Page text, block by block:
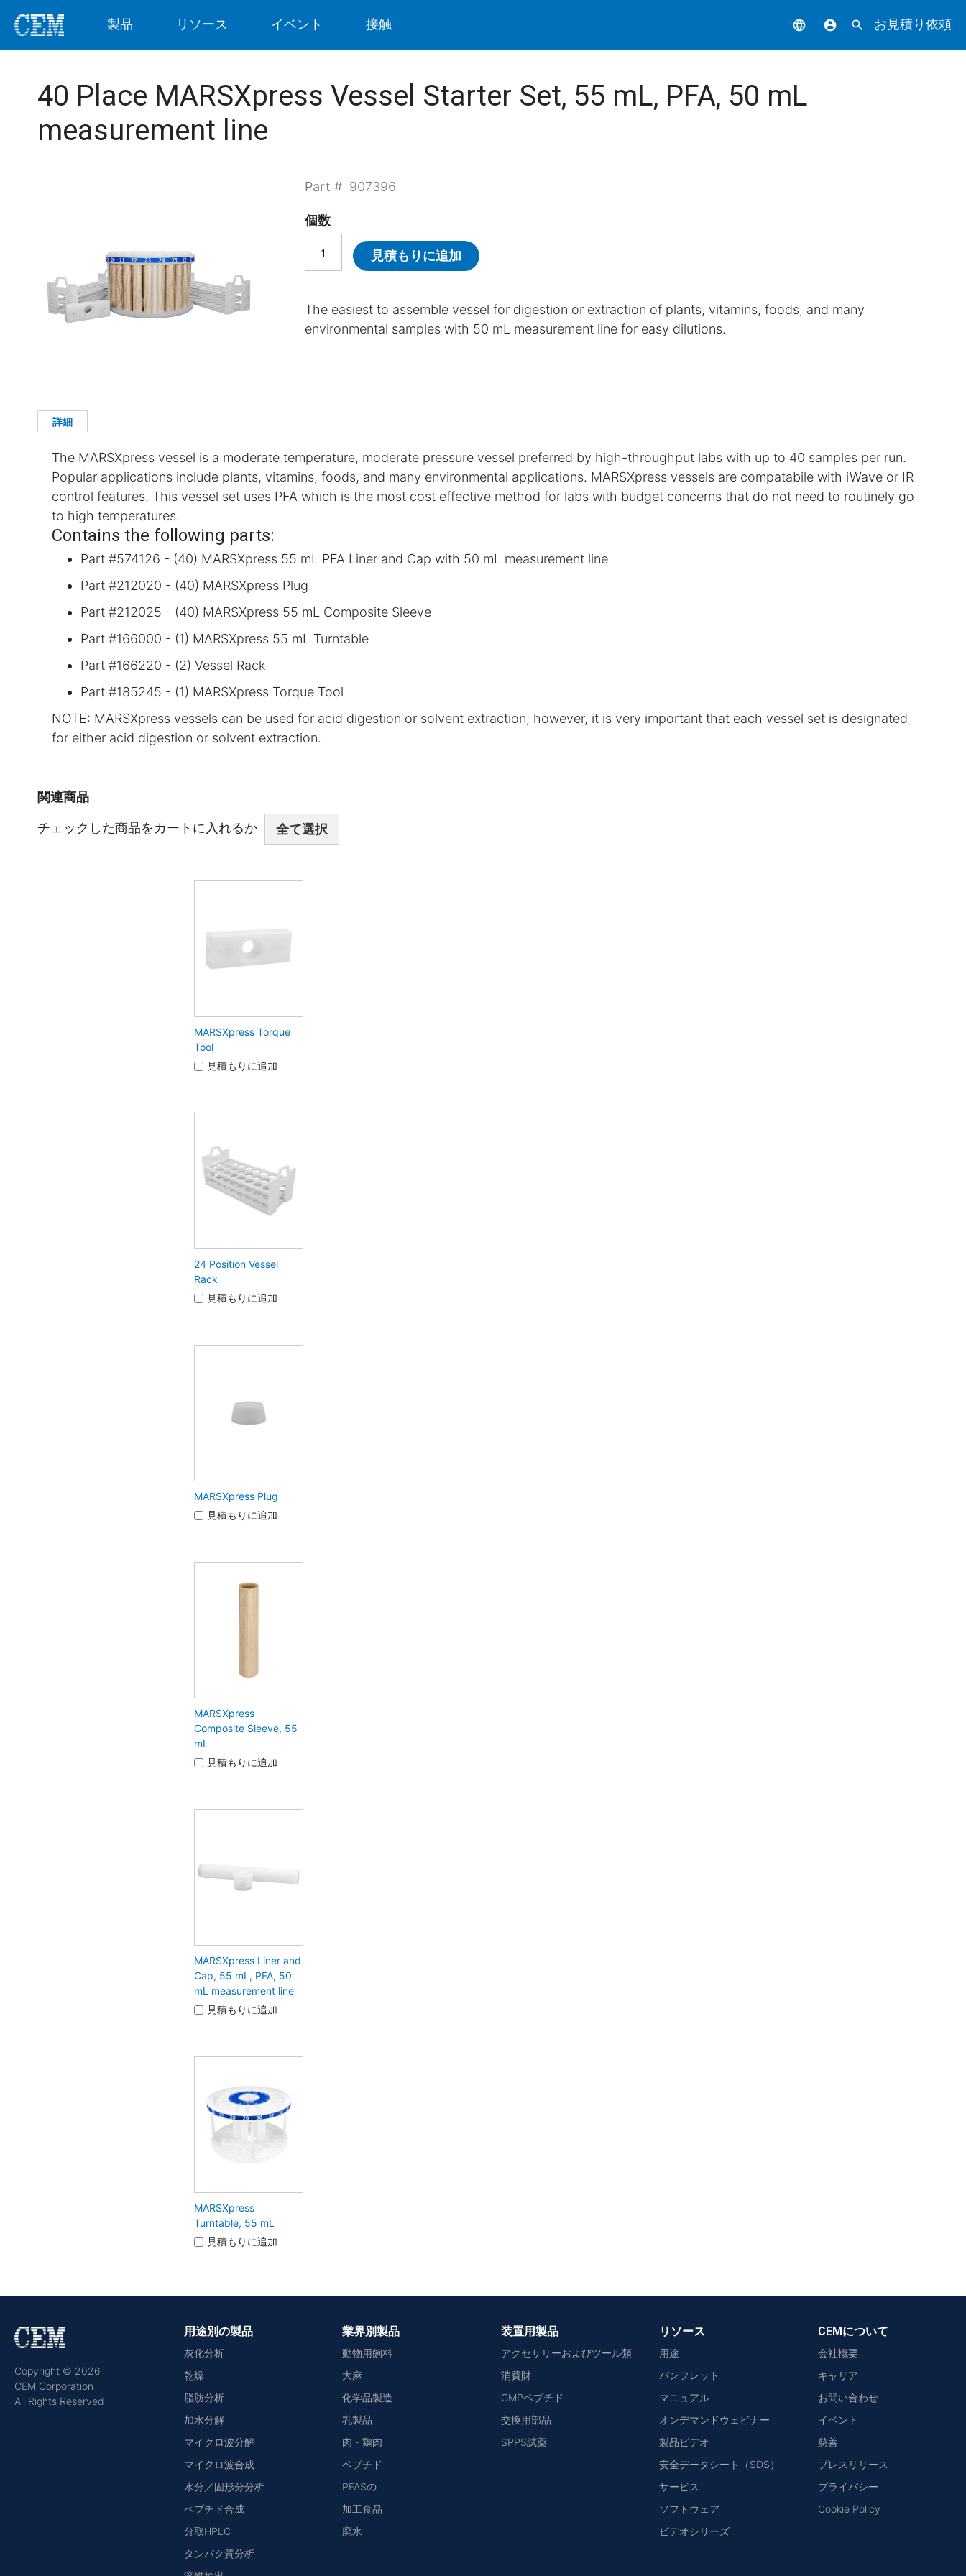
製品 リソース イベント 接触 language account_circle search お見積り依頼
40 Place MARSXpress Vessel Starter Set, 55 mL, PFA, 50 mL
measurement line
Part # 907396
個数
見積もりに追加
The easiest to assemble vessel for digestion or extraction of plants, vitamins, foods, and many
environmental samples with 50 mL measurement line for easy dilutions.
詳細
The MARSXpress vessel is a moderate temperature, moderate pressure vessel preferred by high-throughput labs with up to 40 samples per run.
Popular applications include plants, vitamins, foods, and many environmental applications. MARSXpress vessels are compatabile with iWave or IR
control features. This vessel set uses PFA which is the most cost effective method for labs with budget concerns that do not need to routinely go
to high temperatures.
Contains the following parts:
Part #574126 - (40) MARSXpress 55 mL PFA Liner and Cap with 50 mL measurement line
Part #212020 - (40) MARSXpress Plug
Part #212025 - (40) MARSXpress 55 mL Composite Sleeve
Part #166000 - (1) MARSXpress 55 mL Turntable
Part #166220 - (2) Vessel Rack
Part #185245 - (1) MARSXpress Torque Tool
NOTE: MARSXpress vessels can be used for acid digestion or solvent extraction; however, it is very important that each vessel set is designated
for either acid digestion or solvent extraction.
関連商品
チェックした商品をカートに入れるか 全て選択
MARSXpress Torque
Tool
見積もりに追加
24 Position Vessel
Rack
見積もりに追加
MARSXpress Plug
見積もりに追加
MARSXpress
Composite Sleeve, 55
mL
見積もりに追加
MARSXpress Liner and
Cap, 55 mL, PFA, 50
mL measurement line
見積もりに追加
MARSXpress
Turntable, 55 mL
見積もりに追加
Copyright © 2026
CEM Corporation
All Rights Reserved
用途別の製品
灰化分析
乾燥
脂肪分析
加水分解
マイクロ波分解
マイクロ波合成
水分／固形分分析
ペプチド合成
分取HPLC
タンパク質分析
業界別製品
動物用飼料
大麻
化学品製造
乳製品
肉・鶏肉
ペプチド
PFASの
加工食品
廃水
装置用製品
アクセサリーおよびツール類
消費財
GMPペプチド
交換用部品
SPPS試薬
リソース
用途
パンフレット
マニュアル
オンデマンドウェビナー
製品ビデオ
安全データシート（SDS）
サービス
ソフトウェア
ビデオシリーズ
CEMについて
会社概要
キャリア
お問い合わせ
イベント
慈善
プレスリリース
プライバシー
Cookie Policy